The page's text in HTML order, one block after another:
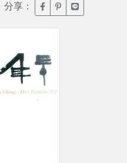
分享： 臉書分享(另開新視窗)
噗浪分享(另開新
Line分享(另